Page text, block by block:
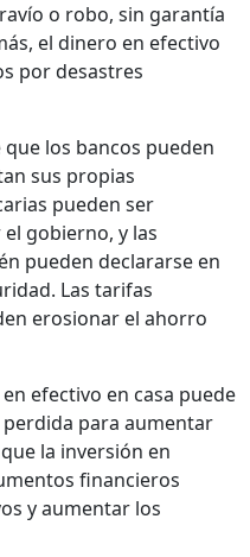
o robo, sin garantía
el dinero en efectivo
por desastres
los bancos pueden
sus propias
pueden ser
gobierno, y las
pueden declararse en
Las tarifas
erosionar el ahorro
efectivo en casa puede
para aumentar
la inversión en
financieros
y aumentar los